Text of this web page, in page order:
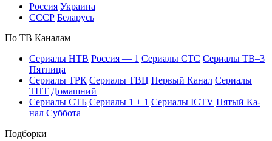
Рос­сия Ук­раи­на
СССР Бе­ла­русь
По ТВ Ка­на­лам
Се­риа­лы НТВ Рос­сия — 1 Се­риа­лы СТС Се­риа­лы ТВ–3
Пят­ни­ца
Се­риа­лы ТРК Се­риа­лы ТВЦ Пер­вый Ка­нал Се­риа­лы
ТНТ До­маш­ний
Се­риа­лы СТБ Се­риа­лы 1 + 1 Се­риа­лы ICTV Пя­тый Ка­
нал Суб­бо­та
Подборки